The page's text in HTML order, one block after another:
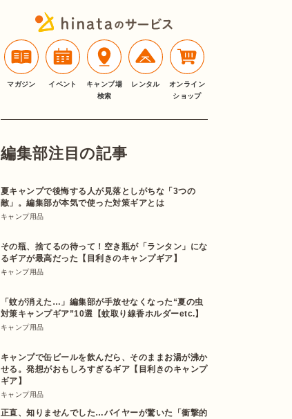
マガジン イベント
キャンプ場
検索
レンタル
オンライン
ショップ
編集部注目の記事
夏キャンプで後悔する人が見落としがちな「3つの
敵」。編集部が本気で使った対策ギアとは
キャンプ用品
その瓶、捨てるの待って！空き瓶が「ランタン」にな
るギアが最高だった【目利きのキャンプギア】
キャンプ用品
「蚊が消えた…」編集部が手放せなくなった“夏の虫
対策キャンプギア”10選【蚊取り線香ホルダーetc.】
キャンプ用品
キャンプで缶ビールを飲んだら、そのままお湯が沸か
せる。発想がおもしろすぎるギア【目利きのキャンプ
ギア】
キャンプ用品
正直、知りませんでした…バイヤーが驚いた「衝撃的